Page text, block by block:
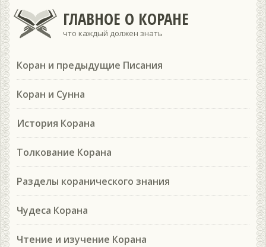
ГЛАВНОЕ О КОРАНЕ
что каждый должен знать
Коран и предыдущие Писания
Коран и Сунна
История Корана
Толкование Корана
Разделы коранического знания
Чудеса Корана
Чтение и изучение Корана